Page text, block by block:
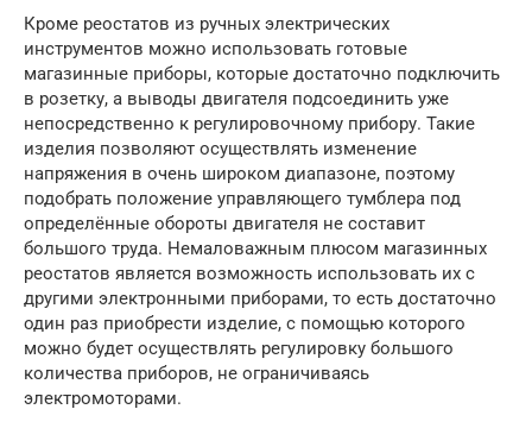
Кроме реостатов из ручных электрических
инструментов можно использовать готовые
магазинные приборы, которые достаточно подключить
в розетку, а выводы двигателя подсоединить уже
непосредственно к регулировочному прибору. Такие
изделия позволяют осуществлять изменение
напряжения в очень широком диапазоне, поэтому
подобрать положение управляющего тумблера под
определённые обороты двигателя не составит
большого труда. Немаловажным плюсом магазинных
реостатов является возможность использовать их с
другими электронными приборами, то есть достаточно
один раз приобрести изделие, с помощью которого
можно будет осуществлять регулировку большого
количества приборов, не ограничиваясь
электромоторами.